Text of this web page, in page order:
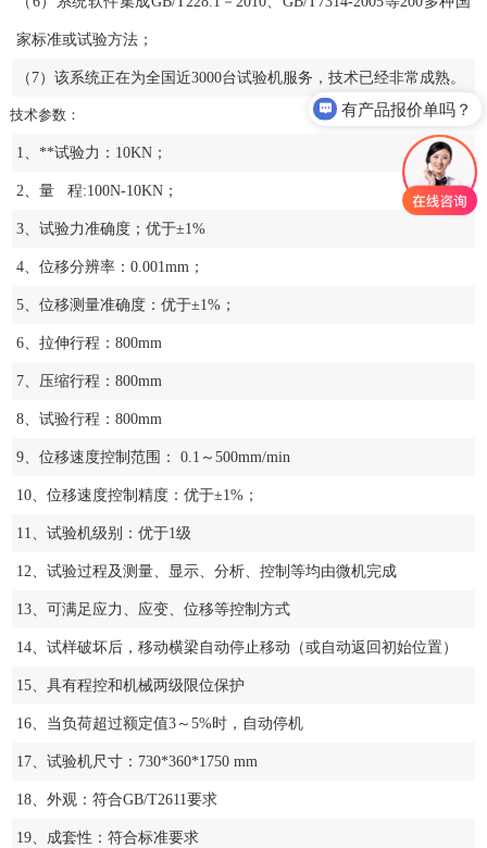
家标准或试验方法；
（7）该系统正在为全国近3000台试验机服务，技术已经非常成熟。
技术参数：
1、**试验力：10KN；
2、量 程:100N-10KN；
3、试验力准确度；优于±1%
4、位移分辨率：0.001mm；
5、位移测量准确度：优于±1%；
6、拉伸行程：800mm
7、压缩行程：800mm
8、试验行程：800mm
9、位移速度控制范围： 0.1～500mm/min
10、位移速度控制精度：优于±1%；
11、试验机级别：优于1级
12、试验过程及测量、显示、分析、控制等均由微机完成
13、可满足应力、应变、位移等控制方式
14、试样破坏后，移动横梁自动停止移动（或自动返回初始位置）
15、具有程控和机械两级限位保护
16、当负荷超过额定值3～5%时，自动停机
17、试验机尺寸：730*360*1750 mm
18、外观：符合GB/T2611要求
19、成套性：符合标准要求
有产品报价单吗？